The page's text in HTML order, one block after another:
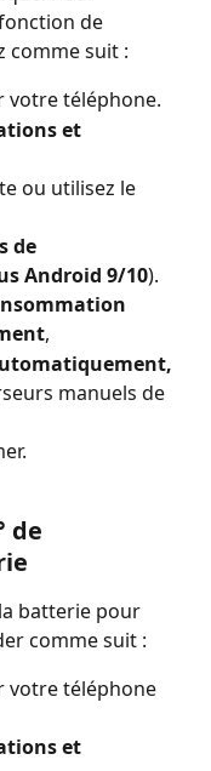
de
comme suit :
votre téléphone.
et
ou utilisez le
de
Android 9/10).
,
manuels de
de
batterie pour
comme suit :
votre téléphone
et